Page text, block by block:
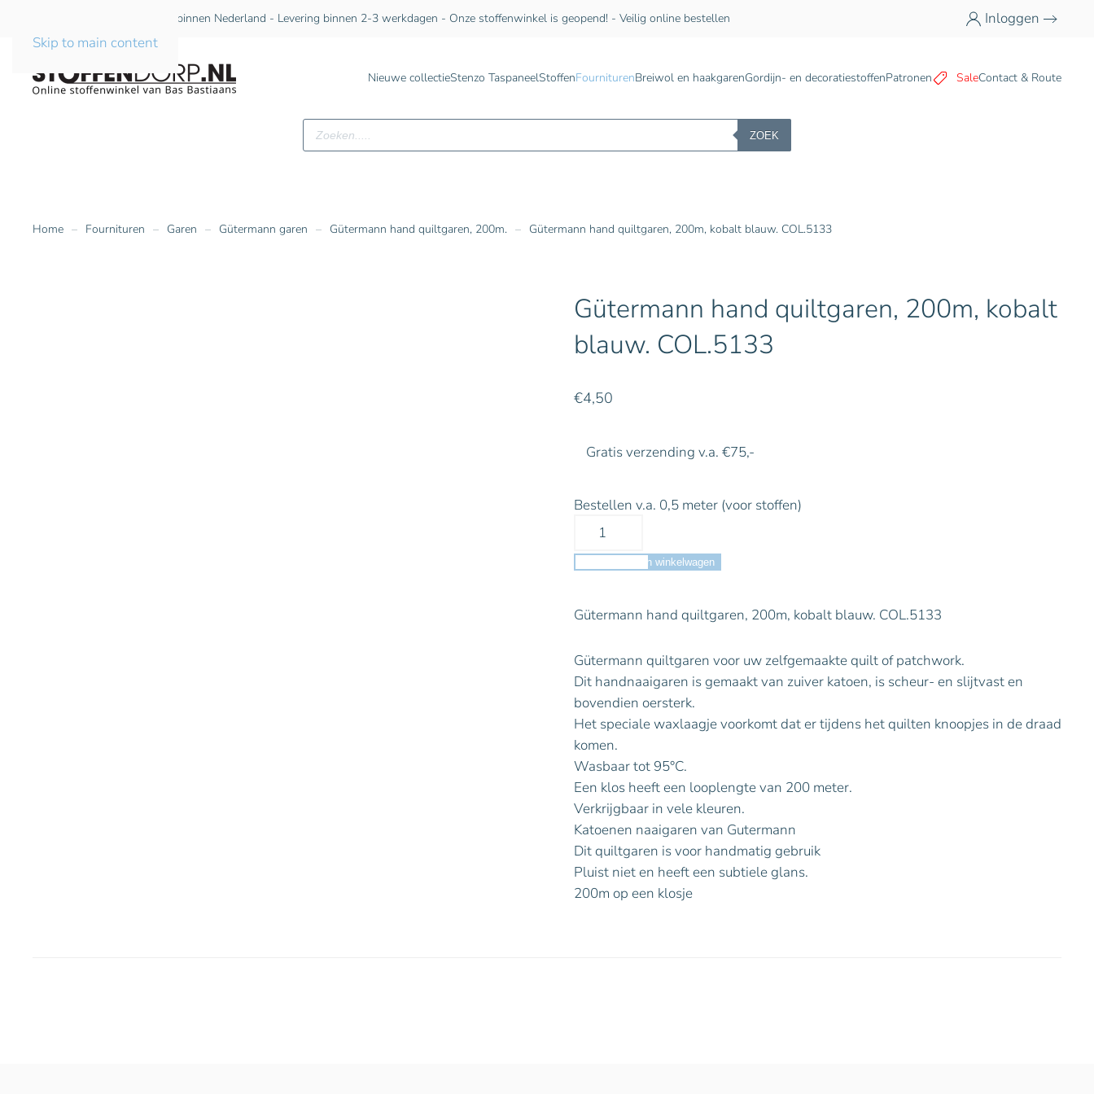
Skip to main content
Gratis verzending vanaf €75 binnen Nederland - Levering binnen 2-3 werkdagen - Onze stoffenwinkel is geopend! - Veilig online bestellen Inloggen
Nieuwe collectieStenzo TaspaneelStoffenFourniturenBreiwol en haakgarenGordijn- en decoratiestoffenPatronen SaleContact & Route
Producten
zoeken
ZOEK
Home Fournituren Garen Gütermann garen Gütermann hand quiltgaren, 200m. Gütermann hand quiltgaren, 200m, kobalt blauw. COL.5133
Gütermann hand quiltgaren, 200m, kobalt
blauw. COL.5133
€4,50
Gratis verzending v.a. €75,-
Bestellen v.a. 0,5 meter (voor stoffen)
Toevoegen aan winkelwagen
Gütermann hand quiltgaren, 200m, kobalt blauw. COL.5133
Gütermann quiltgaren voor uw zelfgemaakte quilt of patchwork.
Dit handnaaigaren is gemaakt van zuiver katoen, is scheur- en slijtvast en
bovendien oersterk.
Het speciale waxlaagje voorkomt dat er tijdens het quilten knoopjes in de draad
komen.
Wasbaar tot 95°C.
Een klos heeft een looplengte van 200 meter.
Verkrijgbaar in vele kleuren.
Katoenen naaigaren van Gutermann
Dit quiltgaren is voor handmatig gebruik
Pluist niet en heeft een subtiele glans.
200m op een klosje